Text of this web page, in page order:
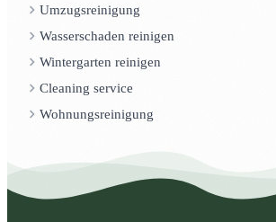
Umzugsreinigung
Wasserschaden reinigen
Wintergarten reinigen
Cleaning service
Wohnungsreinigung